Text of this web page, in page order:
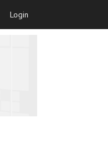
Login